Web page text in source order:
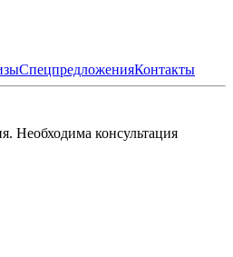
СпецпредложенияКонтакты
Необходима консультация